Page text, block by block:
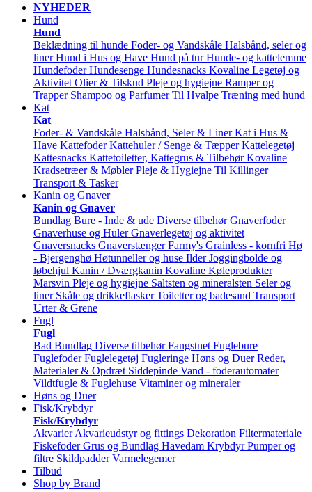
NYHEDER
Hund
Hund
Beklædning til hunde Foder- og Vandskåle Halsbånd, seler og
liner Hund i Hus og Have Hund på tur Hunde- og kattelemme
Hundefoder Hundesenge Hundesnacks Kovaline Legetøj og
Aktivitet Olier & Tilskud Pleje og hygiejne Ramper og
Trapper Shampoo og Parfumer Til Hvalpe Træning med hund
Kat
Kat
Foder- & Vandskåle Halsbånd, Seler & Liner Kat i Hus &
Have Kattefoder Kattehuler / Senge & Tæpper Kattelegetøj
Kattesnacks Kattetoiletter, Kattegrus & Tilbehør Kovaline
Kradsetræer & Møbler Pleje & Hygiejne Til Killinger
Transport & Tasker
Kanin og Gnaver
Kanin og Gnaver
Bundlag Bure - Inde & ude Diverse tilbehør Gnaverfoder
Gnaverhuse og Huler Gnaverlegetøj og aktivitet
Gnaversnacks Gnaverstænger Farmy's Grainless - kornfri Hø
- Bjergenghø Høtunneller og huse Ilder Joggingbolde og
løbehjul Kanin / Dværgkanin Kovaline Køleprodukter
Marsvin Pleje og hygiejne Saltsten og mineralsten Seler og
liner Skåle og drikkeflasker Toiletter og badesand Transport
Urter & Grene
Fugl
Fugl
Bad Bundlag Diverse tilbehør Fangstnet Fuglebure
Fuglefoder Fuglelegetøj Fugleringe Høns og Duer Reder,
Materialer & Opdræt Siddepinde Vand - foderautomater
Vildtfugle & Fuglehuse Vitaminer og mineraler
Høns og Duer
Fisk/Krybdyr
Fisk/Krybdyr
Akvarier Akvarieudstyr og fittings Dekoration Filtermateriale
Fiskefoder Grus og Bundlag Havedam Krybdyr Pumper og
filtre Skildpadder Varmelegemer
Tilbud
Shop by Brand